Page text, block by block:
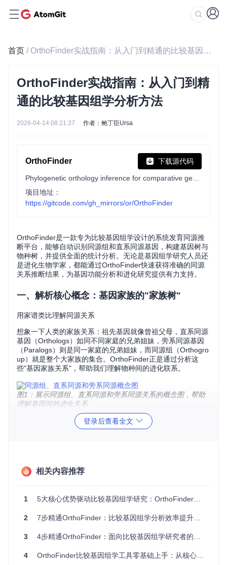
首页 / OrthoFinder实战指南：从入门到精通的比较基因组学分析方法
OrthoFinder实战指南：从入门到精
通的比较基因组学分析方法
2026-04-14 08:21:37 作者：鲍丁臣Ursa
OrthoFinder 下载源代码
项目地址：
https://gitcode.com/gh_mirrors/or/OrthoFinder
OrthoFinder是一款专为比较基因组学设计的系统发育同源推
断平台，能够自动识别同源组和直系同源基因，构建基因树与
物种树，并提供全面的统计分析。无论是基因组学研究人员还
是进化生物学家，都能通过OrthoFinder快速获得准确的同源
关系推断结果，为基因功能分析和进化研究提供有力支持。
一、解析核心概念：基因家族的"家族树"
用家谱类比理解同源关系
想象一下人类的家族关系：祖先基因就像曾祖父母，直系同源
基因（Orthologs）如同不同家庭的兄弟姐妹，旁系同源基因
（Paralogs）则是同一家庭的兄弟姐妹，而同源组（Orthogro
up）就是整个大家族的集合。OrthoFinder正是通过分析这
些"基因家族关系"，帮助我们理解物种间的进化联系。
图1：展示同源组、直系同源和旁系同源关系的概念图，帮助
理解基因间的进化关系
层级同源组：基因家族的"族谱分层"
组学研究。
图2：层级同源组结构示意图，显示不同分类层级的同源组分
二、掌握实战操作：从数据到结果的完整流程
准备工作：搭建分析环境
安装OrthoFinder：推荐使用conda安装conda install
登录后查看全文
相关内容推荐
1 5大核心优势驱动比较基因组学研究：OrthoFinder从概念到实战的高效解决方案
2 7步精通OrthoFinder：比较基因组学分析效率提升指南
3 4步精通OrthoFinder：面向比较基因组学研究者的快速入门实战指南
4 OrthoFinder比较基因组学工具零基础上手：从核心概念到实战应用的完整学习路径